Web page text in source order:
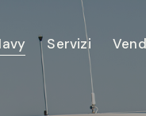
Servizi